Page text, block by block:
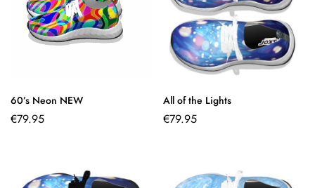
60’s Neon NEW
€79.95
All of the Lights
€79.95